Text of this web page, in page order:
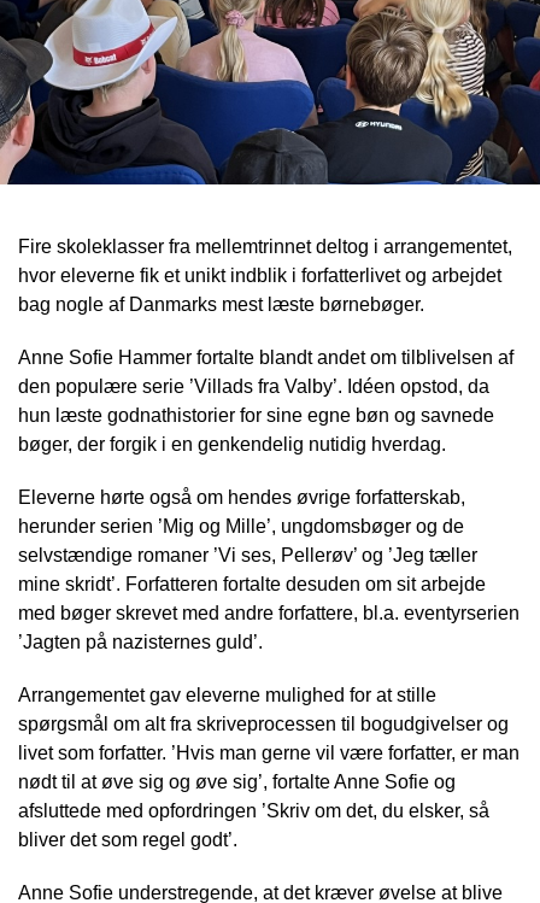
Fire skoleklasser fra mellemtrinnet deltog i arrangementet,
hvor eleverne fik et unikt indblik i forfatterlivet og arbejdet
bag nogle af Danmarks mest læste børnebøger.
Anne Sofie Hammer fortalte blandt andet om tilblivelsen af
den populære serie ’Villads fra Valby’. Idéen opstod, da
hun læste godnathistorier for sine egne bøn og savnede
bøger, der forgik i en genkendelig nutidig hverdag.
Eleverne hørte også om hendes øvrige forfatterskab,
herunder serien ’Mig og Mille’, ungdomsbøger og de
selvstændige romaner ’Vi ses, Pellerøv’ og ’Jeg tæller
mine skridt’. Forfatteren fortalte desuden om sit arbejde
med bøger skrevet med andre forfattere, bl.a. eventyrserien
’Jagten på nazisternes guld’.
Arrangementet gav eleverne mulighed for at stille
spørgsmål om alt fra skriveprocessen til bogudgivelser og
livet som forfatter. ’Hvis man gerne vil være forfatter, er man
nødt til at øve sig og øve sig’, fortalte Anne Sofie og
afsluttede med opfordringen ’Skriv om det, du elsker, så
bliver det som regel godt’.
Anne Sofie understregende, at det kræver øvelse at blive